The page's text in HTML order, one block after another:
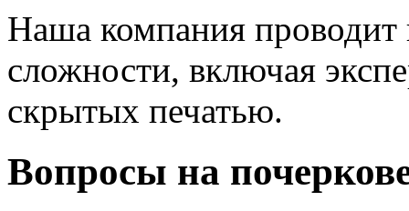
Наша компания проводит
сложности, включая
скрытых печатью.
Вопросы на